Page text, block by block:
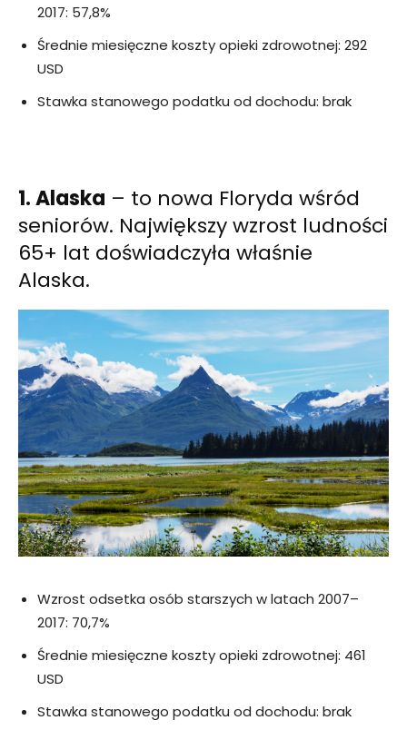
2017: 57,8%
Średnie miesięczne koszty opieki zdrowotnej: 292
USD
Stawka stanowego podatku od dochodu: brak
1. Alaska – to nowa Floryda wśród
seniorów. Największy wzrost ludności
65+ lat doświadczyła właśnie
Alaska.
Wzrost odsetka osób starszych w latach 2007–
2017: 70,7%
Średnie miesięczne koszty opieki zdrowotnej: 461
USD
Stawka stanowego podatku od dochodu: brak